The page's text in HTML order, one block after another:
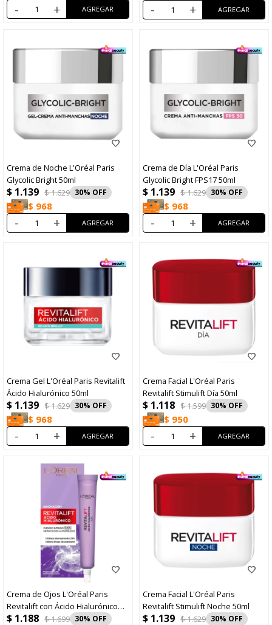
- + - +
Crema de Noche L'Oréal Paris
Glycolic Bright 50ml
$ 1.139 $1.629 30
$ 968
- +
Crema de Día L'Oréal Paris
Glycolic Bright FPS17 50ml
$ 1.139 $1.629 30
$ 968
- +
Crema Gel L'Oréal Paris Revitalift
Ácido Hialurónico 50ml
$ 1.139 $1.629 30
$ 968
- +
Crema Facial L'Oréal Paris
Revitalift Stimulift Día 50ml
$ 1.118 $1.599 30
$ 950
- +
Crema de Ojos L'Oréal Paris
Revitalift con Ácido Hialurónico
15ml
$ 1.188 $1.699 30
Crema Facial L'Oréal Paris
Revitalift Stimulift Noche 50ml
$ 1.139 $1.629 30